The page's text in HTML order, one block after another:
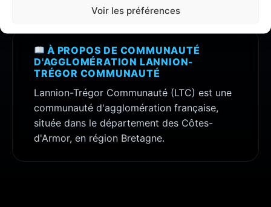
Voir les préférences
À PROPOS DE COMMUNAUTÉ
D'AGGLOMÉRATION LANNION-
TRÉGOR COMMUNAUTÉ
Lannion-Trégor Communauté (LTC) est une
communauté d'agglomération française,
située dans le département des Côtes-
d'Armor, en région Bretagne.